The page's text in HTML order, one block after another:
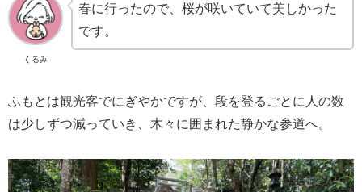
くるみ
春に行ったので、桜が咲いていて美しかった
です。
ふもとは観光客でにぎやかですが、段を登るごとに人の数
は少しずつ減っていき、木々に囲まれた静かな参道へ。